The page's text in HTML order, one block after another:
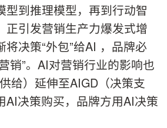
型到推理模型，再到行动智
正引发营销生产力爆发式增
决策“外包”给AI ，品牌必
销”。AI对营销行业的影响也
给）延伸至AIGD（决策支
AI决策购买，品牌方用AI决策